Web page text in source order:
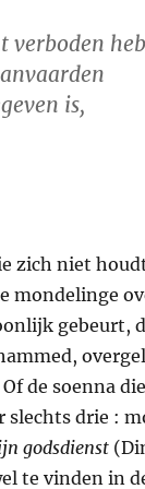
verboden
is,
niet
mondelinge
gebeurt,
de soenna
drie :
godsdienst
te vinden in